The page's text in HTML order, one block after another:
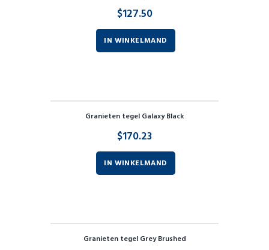
$127.50
IN WINKELMAND
Granieten tegel Galaxy Black
$170.23
IN WINKELMAND
Granieten tegel Grey Brushed